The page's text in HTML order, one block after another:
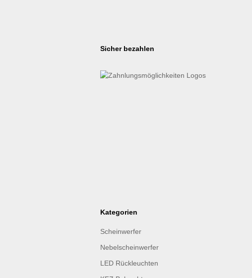
Sicher bezahlen
Kategorien
Scheinwerfer
Nebelscheinwerfer
LED Rückleuchten